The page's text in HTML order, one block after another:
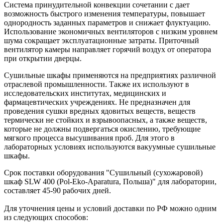
Система принудительной конвекции сочетании с дает
возможность быстрого изменения температуры, повышает
однородность заданных параметров и снижает флуктуацию.
Использование экономичных вентиляторов с низким уровнем
шума сокращает эксплуатационные затраты. Приточный
вентилятор камеры направляет горячий воздух от оператора
при открытии дверцы.
Сушильные шкафы применяются на предприятиях различной
отраслевой промышленности. Также их используют в
исследовательских институтах, медицинских и
фармацевтических учреждениях. Не предназначен для
проведения сушки вредных ядовитых веществ, веществ
термически не стойких и взрывоопасных, а также веществ,
которые не должны подвергаться окислению, требующие
мягкого процесса высушивания проб. Для этого в
лабораторных условиях используются вакуумные сушильные
шкафы.
Срок поставки оборудования "Сушильный (сухожаровой)
шкаф SLW 400 (Pol-Eko-Aparatura, Польша)" для лаборатории,
составляет 45-90 рабочих дней.
Для уточнения цены и условий доставки по РФ можно одним
из следующих способов: